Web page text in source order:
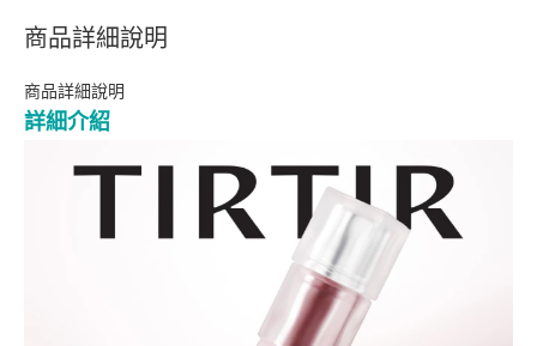
商品詳細說明
商品詳細說明
詳細介紹